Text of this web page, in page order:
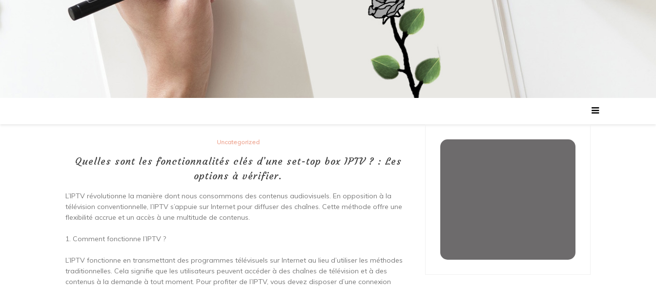
Uncategorized
Quelles sont les fonctionnalités clés d’une set-top box IPTV ? : Les
options à vérifier.
L’IPTV révolutionne la manière dont nous consommons des contenus audiovisuels. En opposition à la
télévision conventionnelle, l’IPTV s’appuie sur Internet pour diffuser des chaînes. Cette méthode offre une
flexibilité accrue et un accès à une multitude de contenus.
1. Comment fonctionne l’IPTV ?
L’IPTV fonctionne en transmettant des programmes télévisuels sur Internet au lieu d’utiliser les méthodes
traditionnelles. Cela signifie que les utilisateurs peuvent accéder à des chaînes de télévision et à des
contenus à la demande à tout moment. Pour profiter de l’IPTV, vous devez disposer d’une connexion